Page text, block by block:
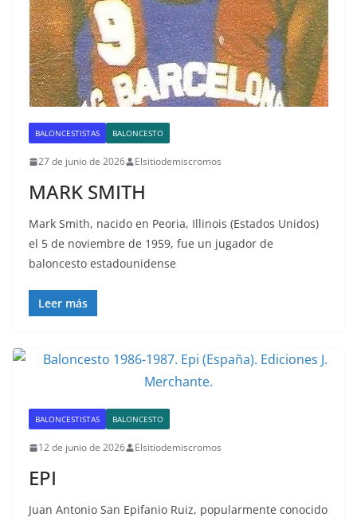
BALONCESTISTAS BALONCESTO
27 de junio de 2026 Elsitiodemiscromos
MARK SMITH
Mark Smith, nacido en Peoria, Illinois (Estados Unidos)
el 5 de noviembre de 1959, fue un jugador de
baloncesto estadounidense
Leer más
BALONCESTISTAS BALONCESTO
12 de junio de 2026 Elsitiodemiscromos
EPI
Juan Antonio San Epifanio Ruiz, popularmente conocido